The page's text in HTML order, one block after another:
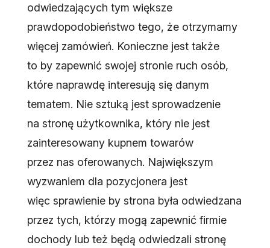
odwiedzających tym większe
prawdopodobieństwo tego, że otrzymamy
więcej zamówień. Konieczne jest także
to by zapewnić swojej stronie ruch osób,
które naprawdę interesują się danym
tematem. Nie sztuką jest sprowadzenie
na stronę użytkownika, który nie jest
zainteresowany kupnem towarów
przez nas oferowanych. Największym
wyzwaniem dla pozycjonera jest
więc sprawienie by strona była odwiedzana
przez tych, którzy mogą zapewnić firmie
dochody lub też będą odwiedzali stronę